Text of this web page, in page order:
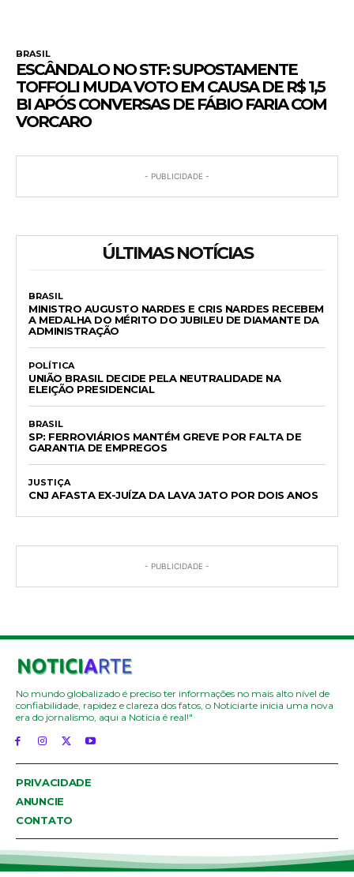
BRASIL
ESCÂNDALO NO STF: SUPOSTAMENTE
TOFFOLI MUDA VOTO EM CAUSA DE R$ 1,5
BI APÓS CONVERSAS DE FÁBIO FARIA COM
VORCARO
- PUBLICIDADE -
ÚLTIMAS NOTÍCIAS
BRASIL
MINISTRO AUGUSTO NARDES E CRIS NARDES RECEBEM
A MEDALHA DO MÉRITO DO JUBILEU DE DIAMANTE DA
ADMINISTRAÇÃO
POLÍTICA
UNIÃO BRASIL DECIDE PELA NEUTRALIDADE NA
ELEIÇÃO PRESIDENCIAL
BRASIL
SP: FERROVIÁRIOS MANTÉM GREVE POR FALTA DE
GARANTIA DE EMPREGOS
JUSTIÇA
CNJ AFASTA EX-JUÍZA DA LAVA JATO POR DOIS ANOS
- PUBLICIDADE -
No mundo globalizado é preciso ter informações no mais alto nível de
confiabilidade, rapidez e clareza dos fatos, o Noticiarte inicia uma nova
era do jornalismo, aqui a Noticia é real!"
PRIVACIDADE
ANUNCIE
CONTATO